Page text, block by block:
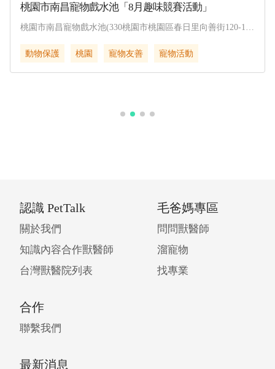
桃園市南昌寵物戲水池「8月趣味競賽活動」
桃園市南昌寵物戲水池(330桃園市桃園區春日里向善街120-1
動物保護
桃園 寵物友善 寵物活動
認識 PetTalk
關於我們
知識內容合作獸醫師
台灣獸醫院列表
毛爸媽專區
問問獸醫師
溜寵物
找專業
合作
聯繫我們
最新消息